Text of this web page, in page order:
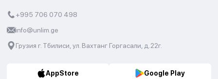
+995 706 070 498
info@unlim.ge
Грузия г. Тбилиси, ул. Вахтанг Горгасали, д.22г.
AppStore Google Play